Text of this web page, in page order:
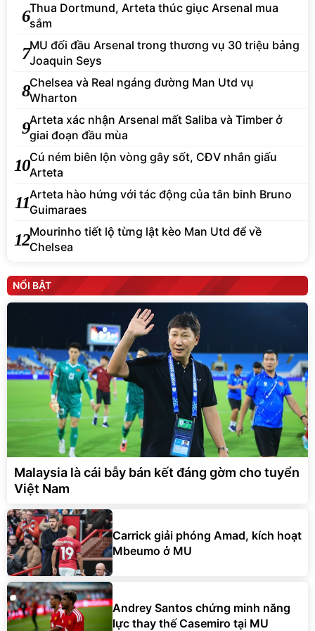
6Thua Dortmund, Arteta thúc giục Arsenal mua
sắm
7MU đối đầu Arsenal trong thương vụ 30 triệu bảng
Joaquin Seys
8Chelsea và Real ngáng đường Man Utd vụ
Wharton
9Arteta xác nhận Arsenal mất Saliba và Timber ở
giai đoạn đầu mùa
10Cú ném biên lộn vòng gây sốt, CĐV nhắn giấu
Arteta
11Arteta hào hứng với tác động của tân binh Bruno
Guimaraes
12Mourinho tiết lộ từng lật kèo Man Utd để về
Chelsea
NỔI BẬT
Malaysia là cái bẫy bán kết đáng gờm cho tuyển
Việt Nam
Carrick giải phóng Amad, kích hoạt
Mbeumo ở MU
Andrey Santos chứng minh năng
lực thay thế Casemiro tại MU